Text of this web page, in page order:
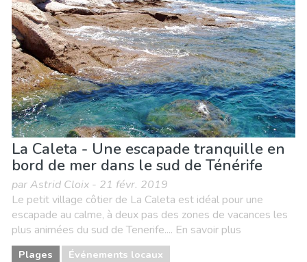
Nature & extérieur
Où séjourner
Plages
Sports & aventure
Vie nocturne & Bars
La Caleta - Une escapade tranquille en
bord de mer dans le sud de Ténérife
par Astrid Cloix - 21 févr. 2019
Le petit village côtier de La Caleta est idéal pour une
escapade au calme, à deux pas des zones de vacances les
plus animées du sud de Tenerife.... En savoir plus
Plages
Événements locaux